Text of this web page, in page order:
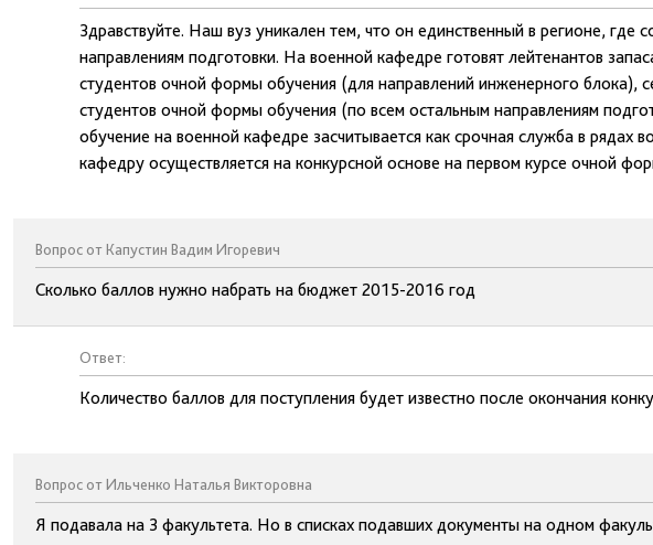
Здравствуйте. Наш вуз уникален тем, что он единственный в регионе, где
направлениям подготовки. На военной кафедре готовят лейтенантов
студентов очной формы обучения (для направлений инженерного блока),
студентов очной формы обучения (по всем остальным направлениям
обучение на военной кафедре засчитывается как срочная служба в рядах
кафедру осуществляется на конкурсной основе на первом курсе очной
Вопрос от Капустин Вадим Игоревич
Сколько баллов нужно набрать на бюджет 2015-2016 год
Ответ:
Количество баллов для поступления будет известно после окончания
Вопрос от Ильченко Наталья Викторовна
Я подавала на 3 факультета. Но в списках подавших документы на одном